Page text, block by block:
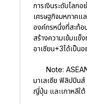
การเงินระดับโลก
เศรษฐกิจมหภาคแ
องค์กรหนึ่งที่สะท้อ
สร้างความเข้มแข็
อาเซียน+3ได้เป็น
Note:
มาเลเซีย ฟิลิปปิน
ญี่ปุ่น และเกาหลีใต้